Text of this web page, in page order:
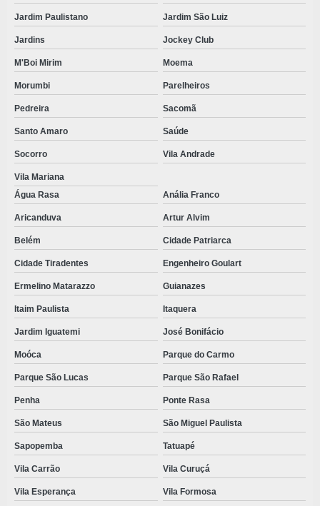
Jardim Paulistano Jardim São Luiz
Jardins Jockey Club
M'Boi Mirim Moema
Morumbi Parelheiros
Pedreira Sacomã
Santo Amaro Saúde
Socorro Vila Andrade
Vila Mariana
Água Rasa
Anália Franco
Aricanduva Artur Alvim
Belém Cidade Patriarca
Cidade Tiradentes Engenheiro Goulart
Ermelino Matarazzo Guianazes
Itaim Paulista Itaquera
Jardim Iguatemi José Bonifácio
Moóca Parque do Carmo
Parque São Lucas Parque São Rafael
Penha Ponte Rasa
São Mateus São Miguel Paulista
Sapopemba Tatuapé
Vila Carrão Vila Curuçá
Vila Esperança Vila Formosa